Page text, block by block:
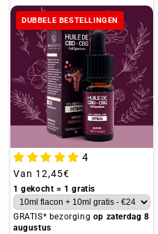
DUBBELE BESTELLINGEN
4
Gebruikelijke
prijs
Van 12,45€
1 gekocht = 1 gratis
GRATIS* bezorging op zaterdag 8
augustus